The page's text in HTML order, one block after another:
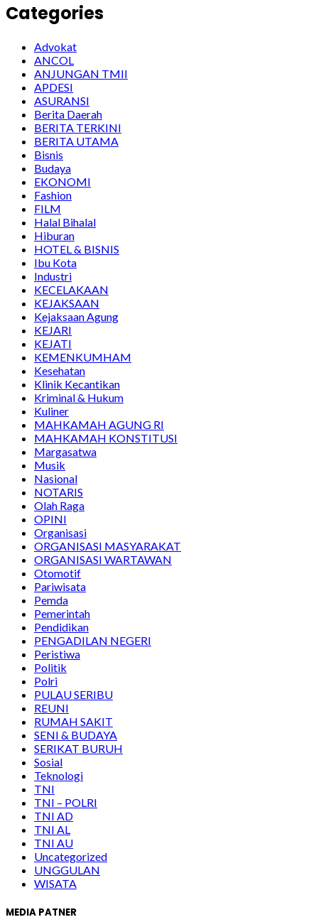
Categories
Advokat
ANCOL
ANJUNGAN TMII
APDESI
ASURANSI
Berita Daerah
BERITA TERKINI
BERITA UTAMA
Bisnis
Budaya
EKONOMI
Fashion
FILM
Halal Bihalal
Hiburan
HOTEL & BISNIS
Ibu Kota
Industri
KECELAKAAN
KEJAKSAAN
Kejaksaan Agung
KEJARI
KEJATI
KEMENKUMHAM
Kesehatan
Klinik Kecantikan
Kriminal & Hukum
Kuliner
MAHKAMAH AGUNG RI
MAHKAMAH KONSTITUSI
Margasatwa
Musik
Nasional
NOTARIS
Olah Raga
OPINI
Organisasi
ORGANISASI MASYARAKAT
ORGANISASI WARTAWAN
Otomotif
Pariwisata
Pemda
Pemerintah
Pendidikan
PENGADILAN NEGERI
Peristiwa
Politik
Polri
PULAU SERIBU
REUNI
RUMAH SAKIT
SENI & BUDAYA
SERIKAT BURUH
Sosial
Teknologi
TNI
TNI – POLRI
TNI AD
TNI AL
TNI AU
Uncategorized
UNGGULAN
WISATA
MEDIA PATNER